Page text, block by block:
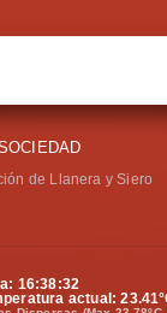
de Llanera y Siero
16:38:32
actual:23.41